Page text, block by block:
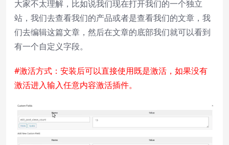
Chapters
Chapters
Descriptions
descriptions off, selected
Subtitles
subtitles off, selected
Audio Track
大家不太理解，比如说我们现在打开我们的一个独立
站，我们去查看我们的产品或者是查看我们的文章，我
们去编辑这篇文章，然后在文章的底部我们就可以看到
有一个自定义字段。
#激活方式：安装后可以直接使用既是激活，如果没有
激活进入输入任意内容激活插件。